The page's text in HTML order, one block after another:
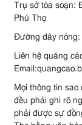
Trụ sở tòa soạn:
Phú Thọ
Đường dây nóng:
Liên hệ quảng
Mọi thông tin
đều phải ghi rõ
phải được sự